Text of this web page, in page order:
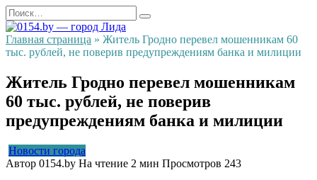
Перейти
к
содержанию
Search
for:
Главная страница » Житель Гродно перевел мошенникам 60
тыс. рублей, не поверив предупреждениям банка и милиции
Житель Гродно перевел мошенникам
60 тыс. рублей, не поверив
предупреждениям банка и милиции
Новости города
Автор 0154.by На чтение 2 мин Просмотров 243